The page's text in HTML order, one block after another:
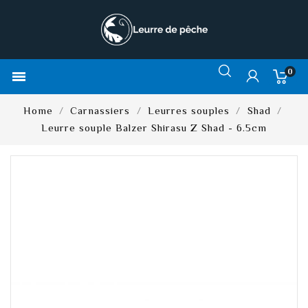
 0
Home Carnassiers Leurres souples
Shad
Leurre souple Balzer Shirasu Z Shad - 6.5cm